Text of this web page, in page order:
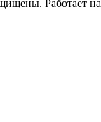
Работает на